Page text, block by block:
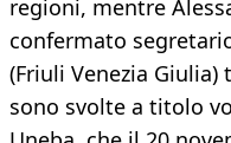
regioni, mentre
confermato
(Friuli Venezia
sono svolte a titolo